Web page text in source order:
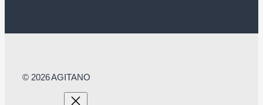
© 2026 AGITANO